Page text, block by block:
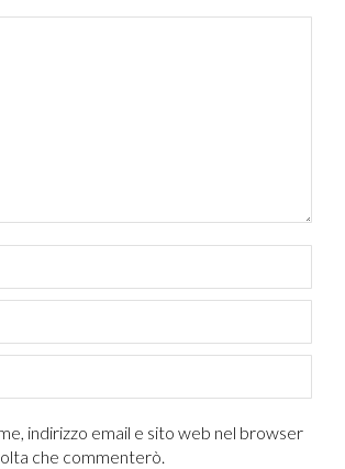
indirizzo email e sito web nel browser
che commenterò.